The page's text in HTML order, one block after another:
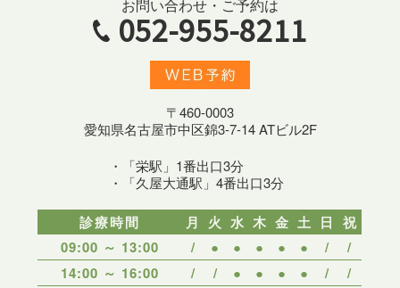
お問い合わせ・ご予約は
052-955-8211
〒460-0003
愛知県名古屋市中区錦3-7-14 ATビル2F
・「栄駅」1番出口3分
・「久屋大通駅」4番出口3分
診療時間 月 火 水 木 金 土 日 祝
09:00 ～ 13:00
/ ● ● ● ● ● /
/
14:00 ～ 16:00
/ / ● ● ● ● / /